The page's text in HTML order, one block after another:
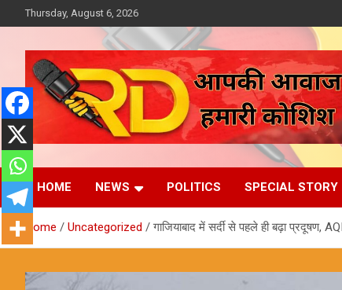
to
Thursday, August 6, 2026
Reporter Diaries
आपकी आवाज, हमारी कोशिश
HOME NEWS POLITICS SPECIAL STORY
Home Uncategorized गाजियाबाद में सर्दी से पहले ही बढ़ा प्रदूषण,